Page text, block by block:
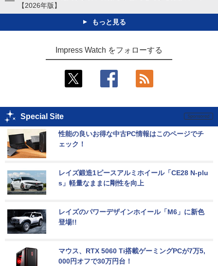
【2026年版】
もっと見る
Impress Watch をフォローする
Special Site
性能の良いお得な中古PC情報はこのページでチ
ェック！
レイズ鍛造1ピースアルミホイール「CE28 N-plu
s」軽量なままに剛性を向上
レイズのパワーデザインホイール「M6」に新色
登場!!
マウス、RTX 5060 Ti搭載ゲーミングPCが7万5,
000円オフで30万円台！